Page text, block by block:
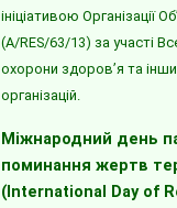
ініціативою Організації
(A/RES/63/13) за участі
охорони здоров’я та
організацій.
Міжнародний день
поминання жертв
(International Day of